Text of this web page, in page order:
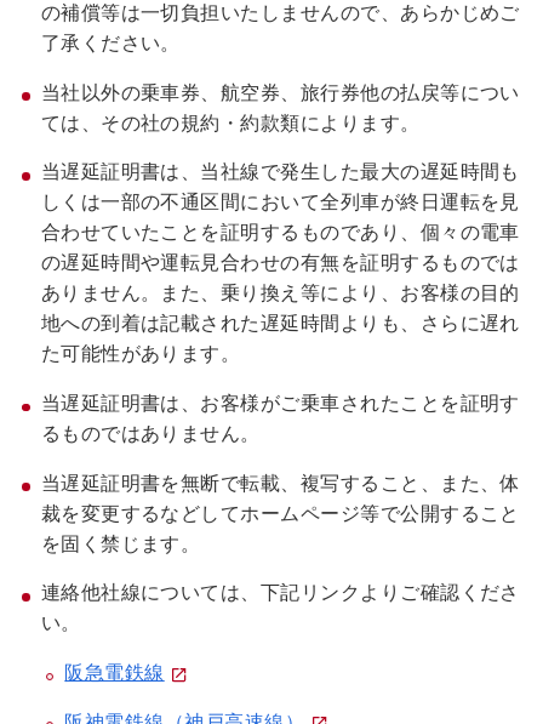
の補償等は一切負担いたしませんので、あらかじめご
了承ください。
当社以外の乗車券、航空券、旅行券他の払戻等につい
ては、その社の規約・約款類によります。
当遅延証明書は、当社線で発生した最大の遅延時間も
しくは一部の不通区間において全列車が終日運転を見
合わせていたことを証明するものであり、個々の電車
の遅延時間や運転見合わせの有無を証明するものでは
ありません。また、乗り換え等により、お客様の目的
地への到着は記載された遅延時間よりも、さらに遅れ
た可能性があります。
当遅延証明書は、お客様がご乗車されたことを証明す
るものではありません。
当遅延証明書を無断で転載、複写すること、また、体
裁を変更するなどしてホームページ等で公開すること
を固く禁じます。
連絡他社線については、下記リンクよりご確認くださ
い。
阪急電鉄線